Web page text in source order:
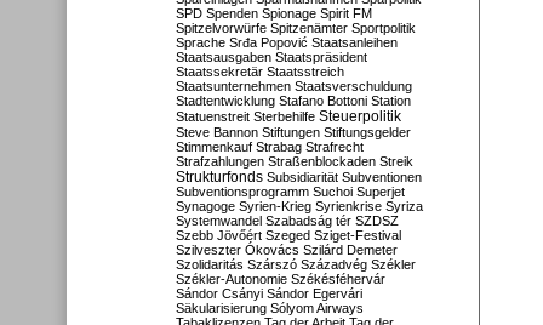
SPD Spenden Spionage Spirit FM
Spitzelvorwürfe Spitzenämter Sportpolitik
Sprache Srđa Popović Staatsanleihen
Staatsausgaben Staatspräsident
Staatssekretär Staatsstreich
Staatsunternehmen Staatsverschuldung
Stadtentwicklung Stafano Bottoni Station
Statuenstreit Sterbehilfe Steuerpolitik
Steve Bannon Stiftungen Stiftungsgelder
Stimmenkauf Strabag Strafrecht
Strafzahlungen Straßenblockaden Streik
Strukturfonds Subsidiarität Subventionen
Subventionsprogramm Suchoi Superjet
Synagoge Syrien-Krieg Syrienkrise Syriza
Systemwandel Szabadság tér SZDSZ
Szebb Jövőért Szeged Sziget-Festival
Szilveszter Ókovács Szilárd Demeter
Szolidaritás Szárszó Századvég Székler
Székler-Autonomie Székésféhervár
Sándor Csányi Sándor Egervári
Säkularisierung Sólyom Airways